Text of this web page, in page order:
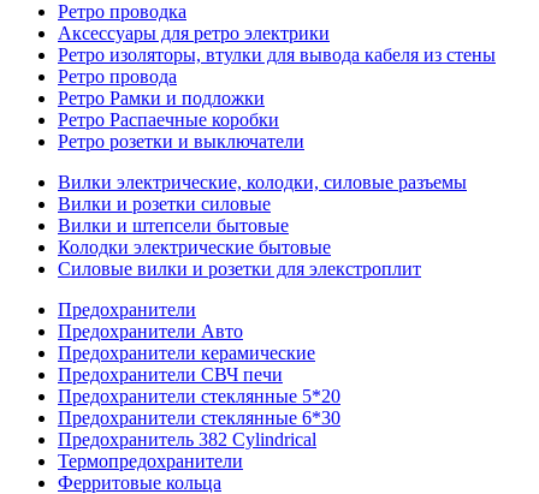
Ретро проводка
Аксессуары для ретро электрики
Ретро изоляторы, втулки для вывода кабеля из стены
Ретро провода
Ретро Рамки и подложки
Ретро Распаечные коробки
Ретро розетки и выключатели
Вилки электрические, колодки, силовые разъемы
Вилки и розетки силовые
Вилки и штепсели бытовые
Колодки электрические бытовые
Силовые вилки и розетки для элекстроплит
Предохранители
Предохранители Авто
Предохранители керамические
Предохранители СВЧ печи
Предохранители стеклянные 5*20
Предохранители стеклянные 6*30
Предохранитель 382 Cylindrical
Термопредохранители
Ферритовые кольца